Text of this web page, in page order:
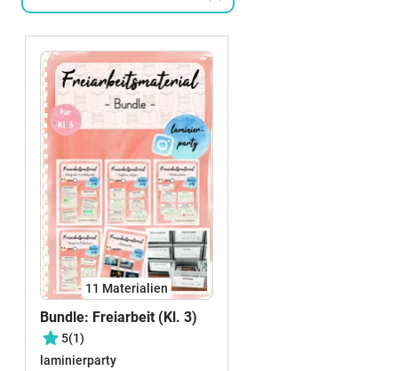
11 Materialien
Bundle: Freiarbeit (Kl. 3)
5(1)
laminierparty